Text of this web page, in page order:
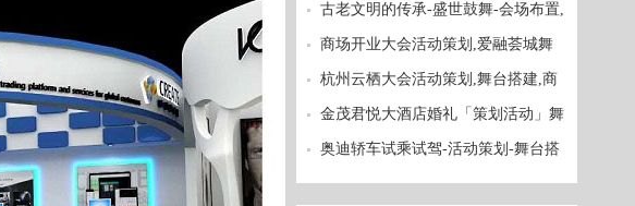
诺智选之夜舞台搭建
古老文明的传承-盛世鼓舞-会场布置,
会展活动策划公司
商场开业大会活动策划,爱融荟城舞
台搭建
杭州云栖大会活动策划,舞台搭建,商
业活动执行
金茂君悦大酒店婚礼「策划活动」舞
台搭建完美结束
奥迪轿车试乘试驾-活动策划-舞台搭
建-工作顺利结束